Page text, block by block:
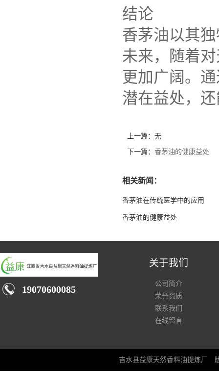
结论
香茅油以其
未来，随着
更加广阔。
潜在益处，
上一篇：无
下一篇： 香茅油的健康益处
相关新闻：
香茅油在传统医学中的应用
香茅油的健康益处
19070600085
关于我们
公司简介
荣誉资质
联系我们
在线留言
吉水县益康天然香料油提炼厂